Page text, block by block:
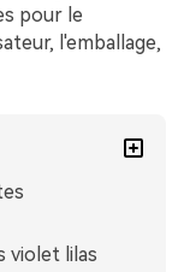
pour le
l'emballage,
violet lilas